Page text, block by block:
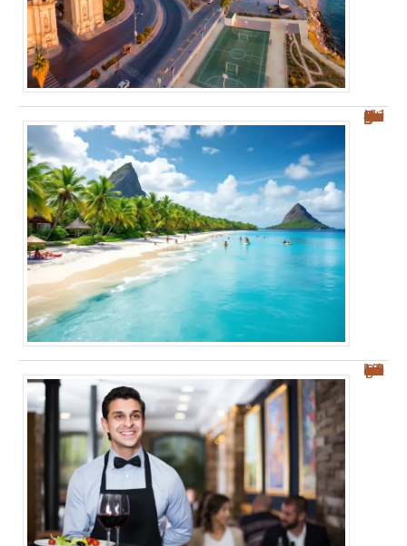
Découvrez les plages des Salines : votre guide sur Sainte-Anne
Les meilleurs restaurants à Palerme : nos conseils pour bien manger et savourer !